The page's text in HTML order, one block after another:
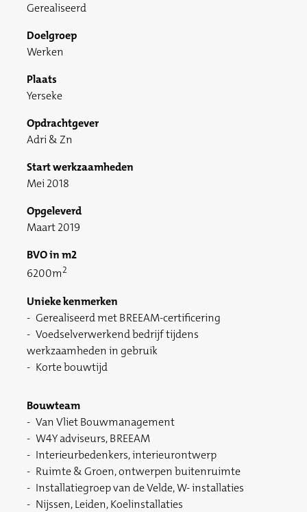
Gerealiseerd
Doelgroep
Werken
Plaats
Yerseke
Opdrachtgever
Adri & Zn
Start werkzaamheden
Mei 2018
Opgeleverd
Maart 2019
BVO in m2
6200m2
Unieke kenmerken
Gerealiseerd met BREEAM-certificering
Voedselverwerkend bedrijf tijdens
werkzaamheden in gebruik
Korte bouwtijd
Bouwteam
Van Vliet Bouwmanagement
W4Y adviseurs, BREEAM
Interieurbedenkers, interieurontwerp
Ruimte & Groen, ontwerpen buitenruimte
Installatiegroep van de Velde, W- installaties
Nijssen, Leiden, Koelinstallaties